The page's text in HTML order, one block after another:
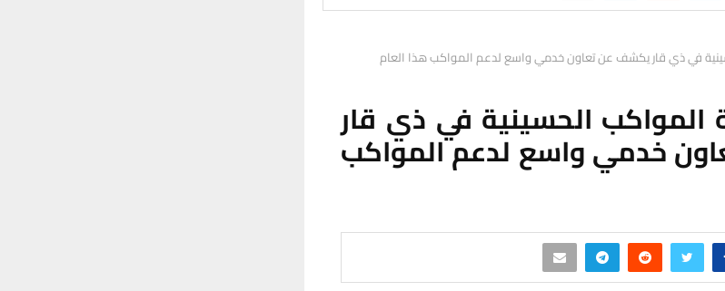
في ذي قار يكشف عن تعاون خدمي واسع لدعم المواكب هذا العام
الحسينية في ذي قار
خدمي واسع لدعم المواكب